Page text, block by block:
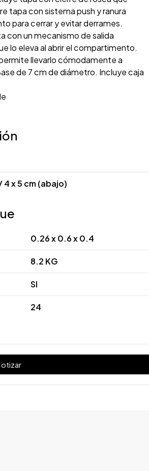
tapa con sistema push y ranura
para cerrar y evitar derrames.
con un mecanismo de salida
lo eleva al abrir el compartimento.
llevarlo cómodamente a
de 7 cm de diámetro. Incluye caja
4 x 5 cm (abajo)
0.26 x 0.6 x 0.4
8.2 KG
SI
24